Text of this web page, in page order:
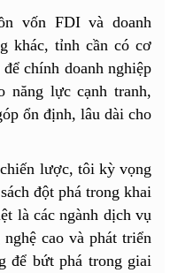
vốn FDI và doanh
khác, tỉnh cần có cơ
chính doanh nghiệp
năng lực cạnh tranh,
ổn định, lâu dài cho
lược, tôi kỳ vọng
đột phá trong khai
là các ngành dịch vụ
cao và phát triển
để bứt phá trong giai